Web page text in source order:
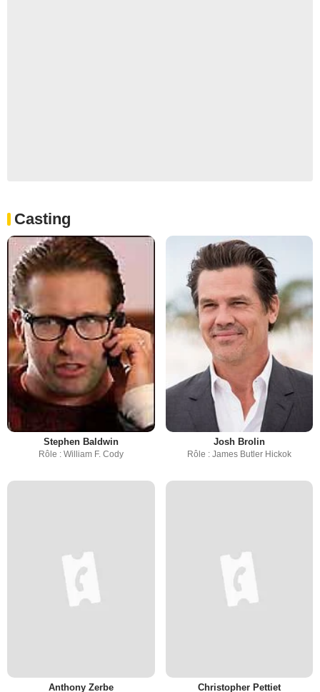
Casting
Stephen Baldwin
Rôle : William F. Cody
Josh Brolin
Rôle : James Butler Hickok
Anthony Zerbe Christopher Pettiet